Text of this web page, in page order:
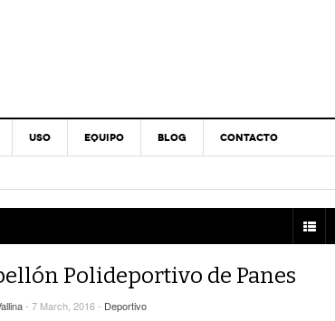
USO EQUIPO BLOG CONTACTO
Polideportivo de Panes
- 7 March, 2016 - Deportivo